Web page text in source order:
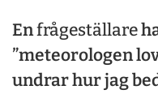
Enfrågeställare
”meteorologen
undrar hur jag